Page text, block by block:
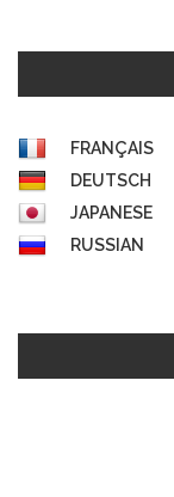
FRANÇAIS
DEUTSCH
JAPANESE
RUSSIAN